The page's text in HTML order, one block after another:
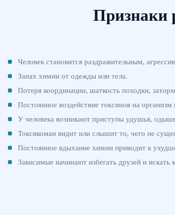
Признаки
Человек становится раздражительным,
Запах химии от одежды или тела.
Потеря координации, шаткость походки,
Постоянное воздействие токсинов на
У человека возникают приступы удушья,
Токсикоман видит или слышит то, чего не
Постоянное вдыхание химии приводит к
Зависимые начинают избегать друзей и